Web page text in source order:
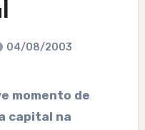
04/08/2003
momento de
capital na